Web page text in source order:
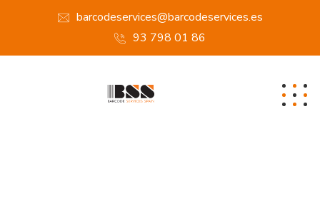
barcodeservices@barcodeservices.es
93 798 01 86